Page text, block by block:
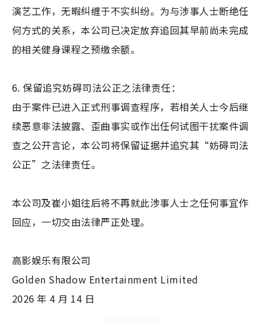
演艺工作，无暇纠缠于不实纠纷。为与涉事人士断绝任
何方式的关系，本公司已决定放弃追回其早前尚未完成
的相关健身课程之预缴余额。
6. 保留追究妨碍司法公正之法律责任：
由于案件已进入正式刑事调查程序，若相关人士今后继
续恶意非法披露、歪曲事实或作出任何试图干扰案件调
查之公开言论，本公司将保留证据并追究其“妨碍司法
公正”之法律责任。
本公司及崔小姐往后将不再就此涉事人士之任何事宜作
回应，一切交由法律严正处理。
高影娱乐有限公司
Golden Shadow Entertainment Limited
2026 年 4 月 14 日